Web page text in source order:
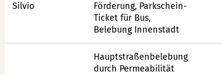
Silvio
Förderung, Parkschein-
Ticket für Bus,
Belebung Innenstadt
Hauptstraßenbelebung
durch Permeabilität